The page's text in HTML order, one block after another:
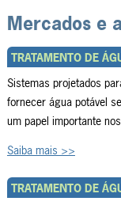
Mercados e
TRATAMENTO DE
Sistemas projetados
fornecer água potável
um papel importante
Saiba mais >>
TRATAMENTO DE